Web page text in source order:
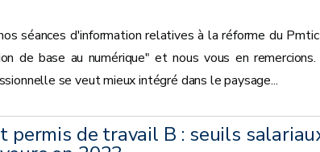
séances d'information relatives à la réforme du
de base au numérique" et nous vous en remercions.
se veut mieux intégré dans le paysage...
de travail B : seuils